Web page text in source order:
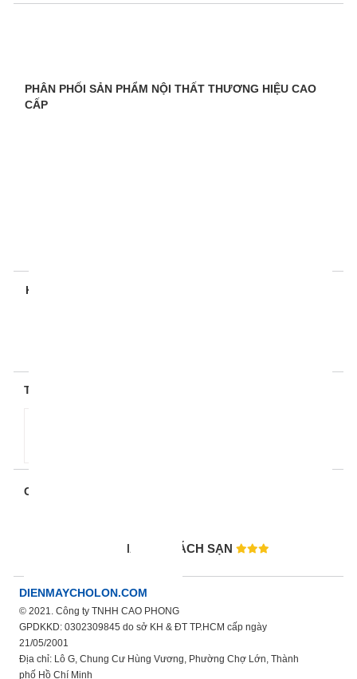
PHÂN PHỐI SẢN PHẨM NỘI THẤT THƯƠNG HIỆU CAO
CẤP
HỆ THỐNG NHÀ HÀNG KHÁCH SẠN
KẾT NỐI VỚI CHÚNG TÔI
THANH TOÁN:
CHỨNG NHẬN:
DIENMAYCHOLON.COM
© 2021. Công ty TNHH CAO PHONG
GPDKKD: 0302309845 do sở KH & ĐT TP.HCM cấp ngày
21/05/2001
Địa chỉ: Lô G, Chung Cư Hùng Vương, Phường Chợ Lớn, Thành
phố Hồ Chí Minh